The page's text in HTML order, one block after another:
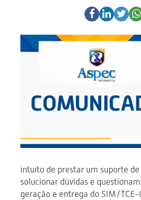
intuito de prestar um suporte
solucionar dúvidas e
geração e entrega do SIM/TCE-